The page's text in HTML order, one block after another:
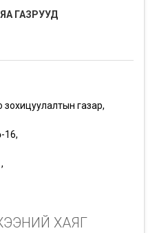
ГАЗРУУД
газар,
16,
ХАЯГ